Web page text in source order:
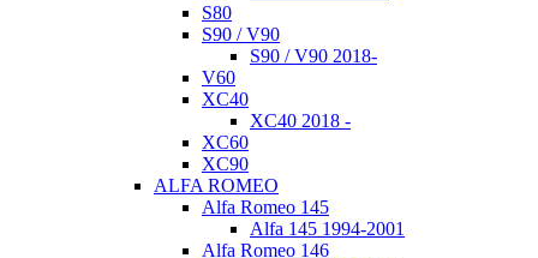
S80
S90 / V90
S90 / V90 2018-
V60
XC40
XC40 2018 -
XC60
XC90
ALFA ROMEO
Alfa Romeo 145
Alfa 145 1994-2001
Alfa Romeo 146